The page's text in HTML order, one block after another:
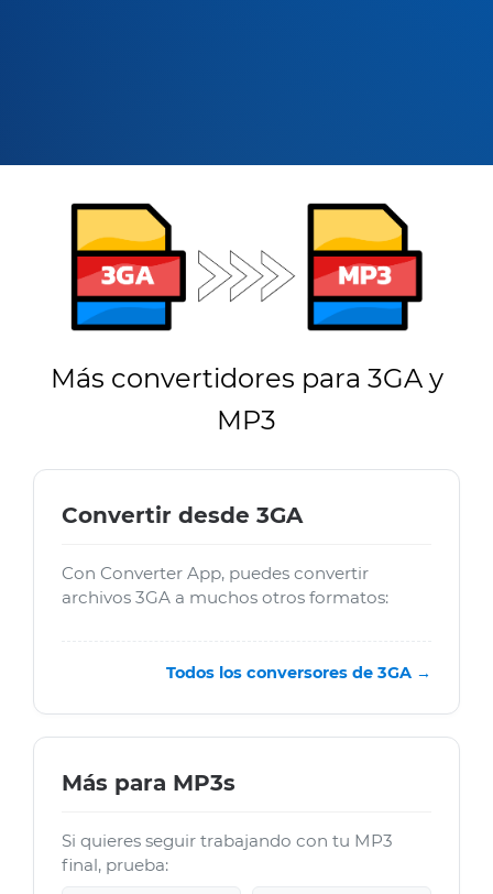
Más convertidores para 3GA y
MP3
Convertir desde 3GA
Con Converter App, puedes convertir
archivos 3GA a muchos otros formatos:
Todos los conversores de 3GA →
Más para MP3s
Si quieres seguir trabajando con tu MP3
final, prueba: